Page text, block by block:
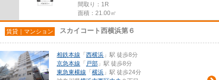
間取り：1R
面積：21.00㎡
賃貸｜マンション スカイコート西横浜第６
相鉄本線 「 西横浜 」駅 徒歩8分
京急本線 「 戸部 」駅 徒歩8分
東急東横線 「 横浜 」駅 徒歩24分